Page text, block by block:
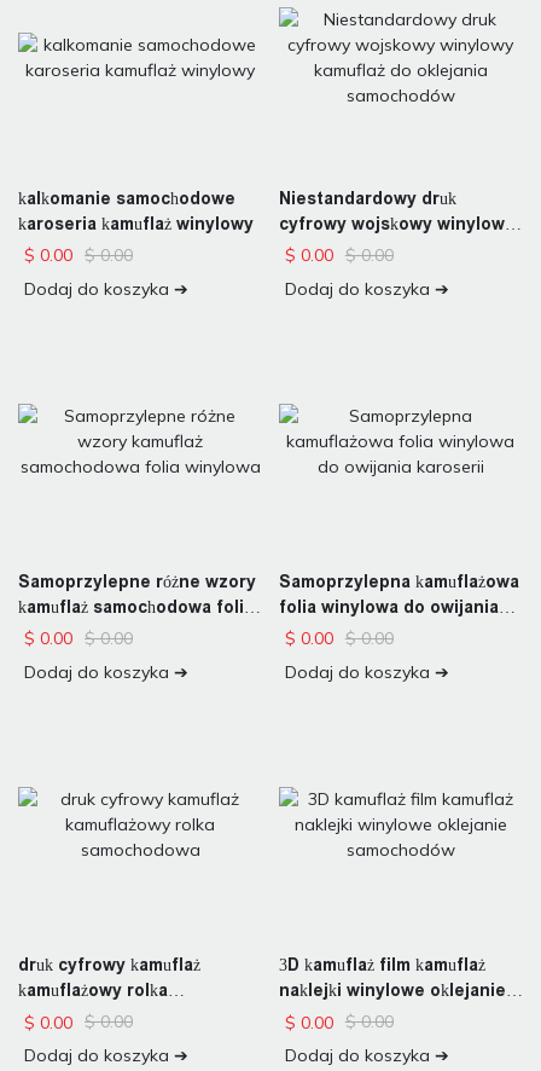
kalkomanie samochodowe
karoseria kamuflaż winylowy
$ 0.00 $0.00
Dodaj do koszyka ➔
Niestandardowy druk
cyfrowy wojskowy winylowy
kamuflaż do oklejania
$ 0.00 $0.00
Dodaj do koszyka ➔
Samoprzylepne różne wzory
kamuflaż samochodowa folia
winylowa
$ 0.00 $0.00
Dodaj do koszyka ➔
Samoprzylepna kamuflażowa
folia winylowa do owijania
karoserii
$ 0.00 $0.00
Dodaj do koszyka ➔
druk cyfrowy kamuflaż
kamuflażowy rolka
samochodowa
$ 0.00 $0.00
Dodaj do koszyka ➔
3D kamuflaż film kamuflaż
naklejki winylowe oklejanie
samochodów
$ 0.00 $0.00
Dodaj do koszyka ➔